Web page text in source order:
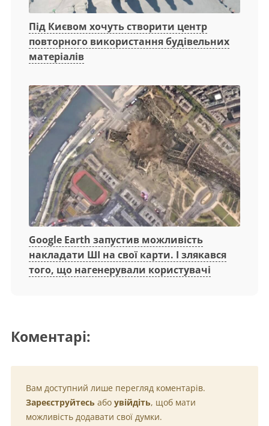
Під Києвом хочуть створити центр
повторного використання будівельних
матеріалів
Google Earth запустив можливість
накладати ШІ на свої карти. І злякався
того, що нагенерували користувачі
Коментарі:
Вам доступний лише перегляд коментарів.
Зареєструйтесь або увійдіть, щоб мати
можливість додавати свої думки.